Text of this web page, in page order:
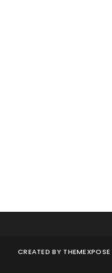
CREATED BY THEMEXPOSE